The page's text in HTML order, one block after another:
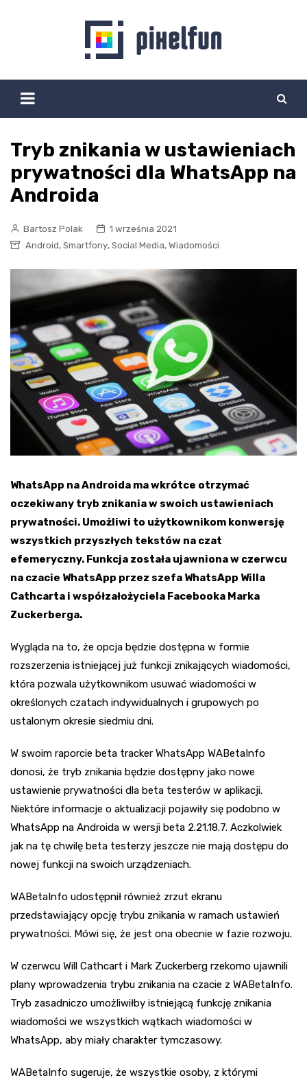
Tryb znikania w ustawieniach
prywatności dla WhatsApp na
Androida
Bartosz Polak
1 września 2021
Android, Smartfony, Social Media, Wiadomości
WhatsApp na Androida ma wkrótce otrzymać
oczekiwany tryb znikania w swoich ustawieniach
prywatności. Umożliwi to użytkownikom konwersję
wszystkich przyszłych tekstów na czat
efemeryczny. Funkcja została ujawniona w czerwcu
na czacie WhatsApp przez szefa WhatsApp Willa
Cathcarta i współzałożyciela Facebooka Marka
Zuckerberga.
Wygląda na to, że opcja będzie dostępna w formie
rozszerzenia istniejącej już funkcji znikających wiadomości,
która pozwala użytkownikom usuwać wiadomości w
określonych czatach indywidualnych i grupowych po
ustalonym okresie siedmiu dni.
W swoim raporcie beta tracker WhatsApp WABetaInfo
donosi, że tryb znikania będzie dostępny jako nowe
ustawienie prywatności dla beta testerów w aplikacji.
Niektóre informacje o aktualizacji pojawiły się podobno w
WhatsApp na Androida w wersji beta 2.21.18.7. Aczkolwiek
jak na tę chwilę beta testerzy jeszcze nie mają dostępu do
nowej funkcji na swoich urządzeniach.
WABetaInfo udostępnił również zrzut ekranu
przedstawiający opcję trybu znikania w ramach ustawień
prywatności. Mówi się, że jest ona obecnie w fazie rozwoju.
W czerwcu Will Cathcart i Mark Zuckerberg rzekomo ujawnili
plany wprowadzenia trybu znikania na czacie z WABetaInfo.
Tryb zasadniczo umożliwiłby istniejącą funkcję znikania
wiadomości we wszystkich wątkach wiadomości w
WhatsApp, aby miały charakter tymczasowy.
WABetaInfo sugeruje, że wszystkie osoby, z którymi